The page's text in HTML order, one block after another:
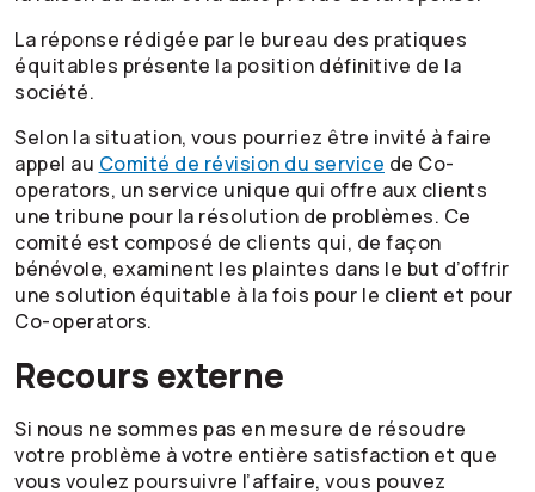
La réponse rédigée par le bureau des pratiques
équitables présente la position définitive de la
société.
Selon la situation, vous pourriez être invité à faire
appel au Comité de révision du service de Co-
operators, un service unique qui offre aux clients
une tribune pour la résolution de problèmes. Ce
comité est composé de clients qui, de façon
bénévole, examinent les plaintes dans le but d’offrir
une solution équitable à la fois pour le client et pour
Co-operators.
Recours externe
Si nous ne sommes pas en mesure de résoudre
votre problème à votre entière satisfaction et que
vous voulez poursuivre l’affaire, vous pouvez